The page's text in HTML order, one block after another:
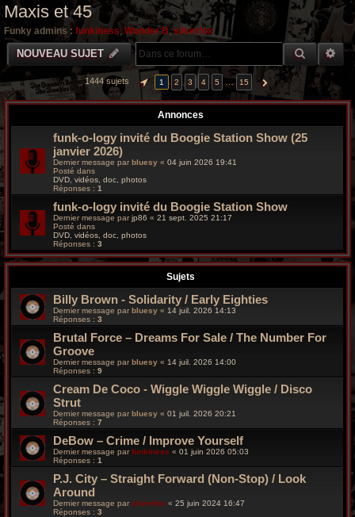
h
r
g
o
Maxis et 45
Funky admins : funkiness, Wonder B,silverfox
NOUVEAU SUJET
1444 sujets PAGE SUR15
1 2 3 4 5 … 15 SUIVANTE
Annonces
funk-o-logy invité du Boogie Station Show (25
janvier 2026)
Dernier message par bluesy « 04 juin 2026 19:41
Posté dans
DVD, vidéos, doc, photos
Réponses : 1
funk-o-logy invité du Boogie Station Show
Dernier message parjp86 « 21 sept. 2025 21:17
Posté dans
DVD, vidéos, doc, photos
Réponses : 3
Sujets
Billy Brown - Solidarity / Early Eighties
Dernier message par bluesy « 14 juil. 2026 14:13
Réponses : 3
Brutal Force ‎– Dreams For Sale / The Number For
Groove
Dernier message par bluesy « 14 juil. 2026 14:00
Réponses : 9
Cream De Coco - Wiggle Wiggle Wiggle / Disco
Strut
Dernier message par bluesy « 01 juil. 2026 20:21
Réponses : 7
DeBow – Crime / Improve Yourself
Dernier message parfunkiness « 01 juin 2026 05:03
Réponses : 1
P.J. City – Straight Forward (Non-Stop) / Look
Around
Dernier message par silverfox « 25 juin 2024 16:47
Réponses : 3